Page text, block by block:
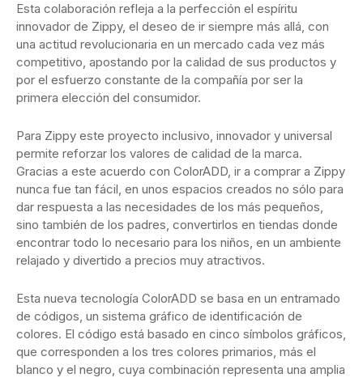
Esta colaboración refleja a la perfección el espíritu
innovador de Zippy, el deseo de ir siempre más allá, con
una actitud revolucionaria en un mercado cada vez más
competitivo, apostando por la calidad de sus productos y
por el esfuerzo constante de la compañía por ser la
primera elección del consumidor.
Para Zippy este proyecto inclusivo, innovador y universal
permite reforzar los valores de calidad de la marca.
Gracias a este acuerdo con ColorADD, ir a comprar a Zippy
nunca fue tan fácil, en unos espacios creados no sólo para
dar respuesta a las necesidades de los más pequeños,
sino también de los padres, convertirlos en tiendas donde
encontrar todo lo necesario para los niños, en un ambiente
relajado y divertido a precios muy atractivos.
Esta nueva tecnología ColorADD se basa en un entramado
de códigos, un sistema gráfico de identificación de
colores. El código está basado en cinco símbolos gráficos,
que corresponden a los tres colores primarios, más el
blanco y el negro, cuya combinación representa una amplia